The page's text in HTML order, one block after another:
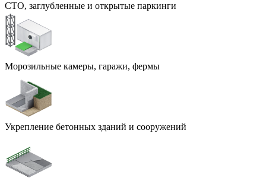
СТО, заглубленные и открытые паркинги
Морозильные камеры, гаражи, фермы
Укрепление бетонных зданий и сооружений